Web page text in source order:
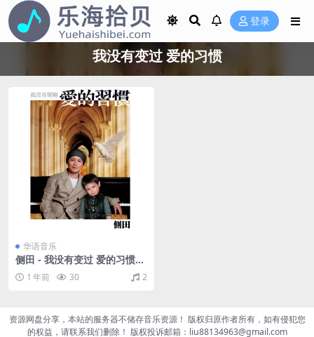
登录
我没有变过 爱的习惯
华语音乐
侧田 - 我没有变过 爱的习惯
（2010/FLAC/分轨/307M）
1 年前 30 2
资源网盘分享，本站的服务器不储存音乐资源！ 版权归原作者所有，如有侵犯您
的权益，请联系我们删除！ 版权投诉邮箱：liu88134963@gmail.com